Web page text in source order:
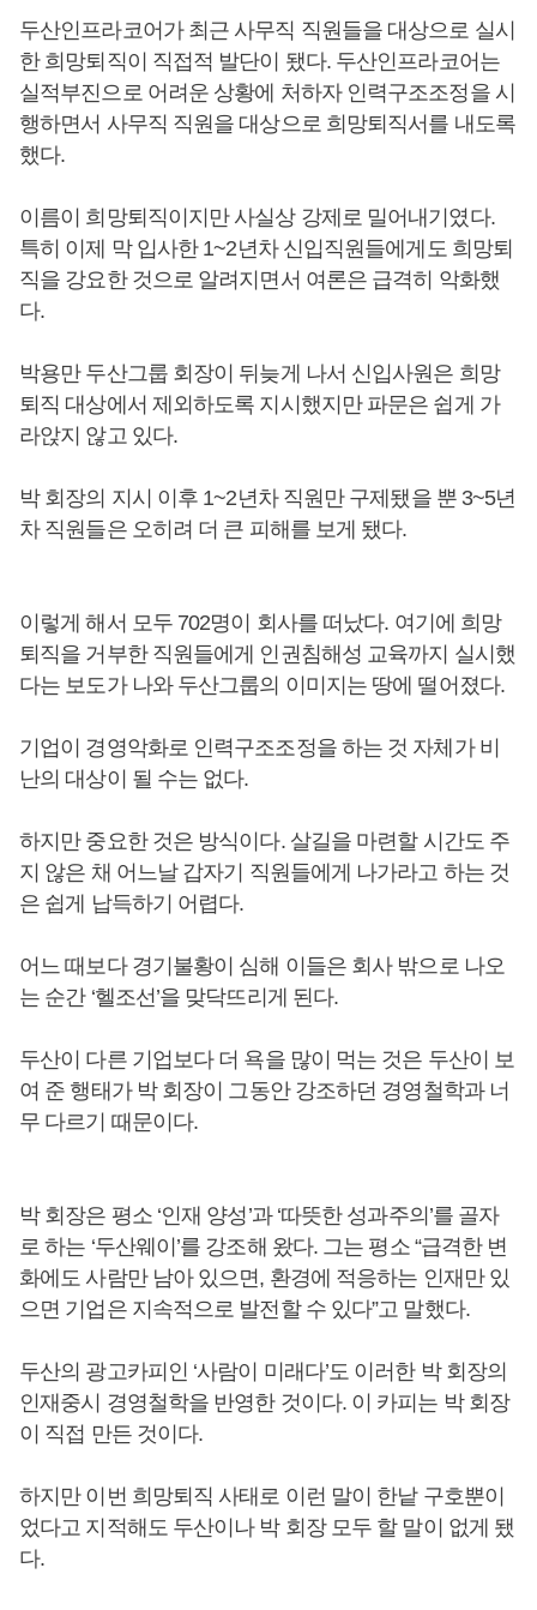
두산인프라코어가 최근 사무직 직원들을 대상으로 실시
한 희망퇴직이 직접적 발단이 됐다. 두산인프라코어는
실적부진으로 어려운 상황에 처하자 인력구조조정을 시
행하면서 사무직 직원을 대상으로 희망퇴직서를 내도록
했다.
이름이 희망퇴직이지만 사실상 강제로 밀어내기였다.
특히 이제 막 입사한 1~2년차 신입직원들에게도 희망퇴
직을 강요한 것으로 알려지면서 여론은 급격히 악화했
다.
박용만 두산그룹 회장이 뒤늦게 나서 신입사원은 희망
퇴직 대상에서 제외하도록 지시했지만 파문은 쉽게 가
라앉지 않고 있다.
박 회장의 지시 이후 1~2년차 직원만 구제됐을 뿐 3~5년
차 직원들은 오히려 더 큰 피해를 보게 됐다.
이렇게 해서 모두 702명이 회사를 떠났다. 여기에 희망
퇴직을 거부한 직원들에게 인권침해성 교육까지 실시했
다는 보도가 나와 두산그룹의 이미지는 땅에 떨어졌다.
기업이 경영악화로 인력구조조정을 하는 것 자체가 비
난의 대상이 될 수는 없다.
하지만 중요한 것은 방식이다. 살길을 마련할 시간도 주
지 않은 채 어느날 갑자기 직원들에게 나가라고 하는 것
은 쉽게 납득하기 어렵다.
어느 때보다 경기불황이 심해 이들은 회사 밖으로 나오
는 순간 ‘헬조선’을 맞닥뜨리게 된다.
두산이 다른 기업보다 더 욕을 많이 먹는 것은 두산이 보
여 준 행태가 박 회장이 그동안 강조하던 경영철학과 너
무 다르기 때문이다.
박 회장은 평소 ‘인재 양성’과 ‘따뜻한 성과주의’를 골자
로 하는 ‘두산웨이’를 강조해 왔다. 그는 평소 “급격한 변
화에도 사람만 남아 있으면, 환경에 적응하는 인재만 있
으면 기업은 지속적으로 발전할 수 있다”고 말했다.
두산의 광고카피인 ‘사람이 미래다’도 이러한 박 회장의
인재중시 경영철학을 반영한 것이다. 이 카피는 박 회장
이 직접 만든 것이다.
하지만 이번 희망퇴직 사태로 이런 말이 한낱 구호뿐이
었다고 지적해도 두산이나 박 회장 모두 할 말이 없게 됐
다.